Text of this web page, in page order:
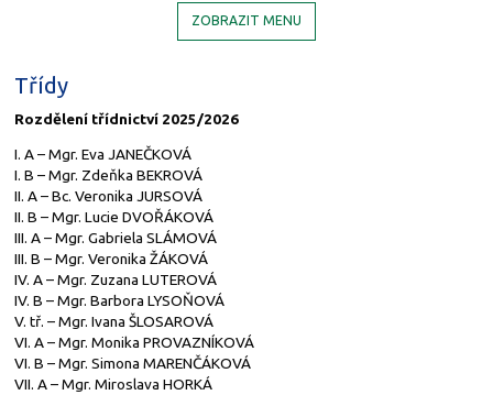
ZOBRAZIT MENU
Třídy
Rozdělení třídnictví 2025/2026
I. A – Mgr. Eva JANEČKOVÁ
I. B – Mgr. Zdeňka BEKROVÁ
II. A – Bc. Veronika JURSOVÁ
II. B – Mgr. Lucie DVOŘÁKOVÁ
III. A – Mgr. Gabriela SLÁMOVÁ
III. B – Mgr. Veronika ŽÁKOVÁ
IV. A – Mgr. Zuzana LUTEROVÁ
IV. B – Mgr. Barbora LYSOŇOVÁ
V. tř. – Mgr. Ivana ŠLOSAROVÁ
VI. A – Mgr. Monika PROVAZNÍKOVÁ
VI. B – Mgr. Simona MARENČÁKOVÁ
VII. A – Mgr. Miroslava HORKÁ